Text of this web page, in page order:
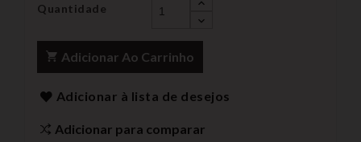
Quantidade
Adicionar Ao Carrinho
Adicionar à lista de desejos
Adicionar para comparar